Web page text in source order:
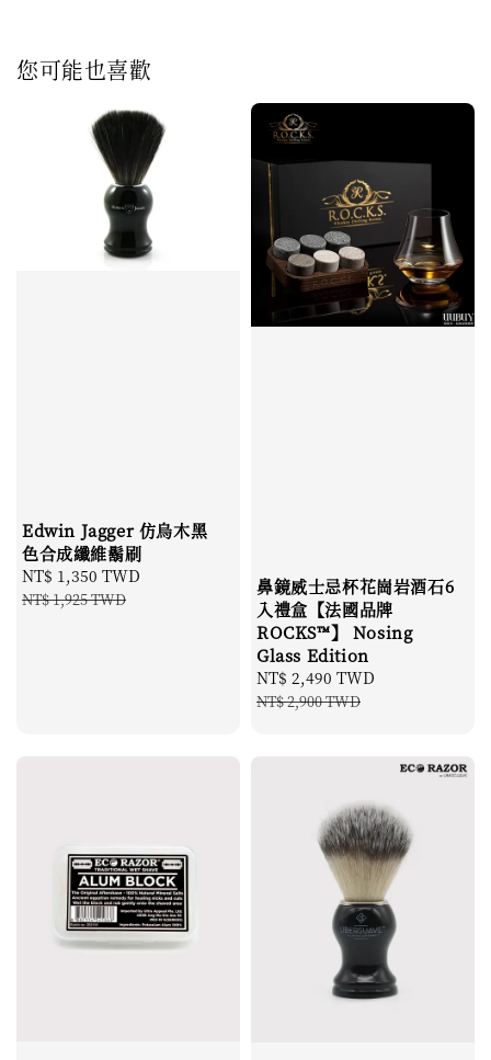
您可能也喜歡
Edwin Jagger 仿烏木黑
色合成纖維鬍刷
Sale
price
NT$ 1,350 TWD
NT$ 1,925 TWD
鼻鏡威士忌杯花崗岩酒石6
入禮盒【法國品牌
ROCKS™】 Nosing
Glass Edition
Sale
price
NT$ 2,490 TWD
NT$ 2,900 TWD